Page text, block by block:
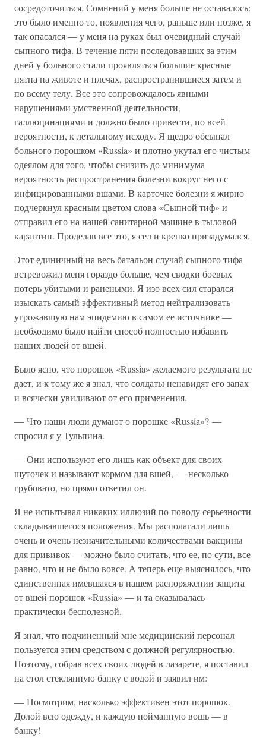
сосредоточиться. Сомнений у меня больше не оставалось:
это было именно то, появления чего, раньше или позже, я
так опасался — у меня на руках был очевидный случай
сыпного тифа. В течение пяти последовавших за этим
дней у больного стали проявляться большие красные
пятна на животе и плечах, распространившиеся затем и
по всему телу. Все это сопровождалось явными
нарушениями умственной деятельности,
галлюцинациями и должно было привести, по всей
вероятности, к летальному исходу. Я щедро обсыпал
больного порошком «Russia» и плотно укутал его чистым
одеялом для того, чтобы снизить до минимума
вероятность распространения болезни вокруг него с
инфицированными вшами. В карточке болезни я жирно
подчеркнул красным цветом слова «Сыпной тиф» и
отправил его на нашей санитарной машине в тыловой
карантин. Проделав все это, я сел и крепко призадумался.
Этот единичный на весь батальон случай сыпного тифа
встревожил меня гораздо больше, чем сводки боевых
потерь убитыми и ранеными. Я изо всех сил старался
изыскать самый эффективный метод нейтрализовать
угрожавшую нам эпидемию в самом ее источнике —
необходимо было найти способ полностью избавить
наших людей от вшей.
Было ясно, что порошок «Russia» желаемого результата не
дает, и к тому же я знал, что солдаты ненавидят его запах
и всячески увиливают от его применения.
— Что наши люди думают о порошке «Russia»? —
спросил я у Тульпина.
— Они используют его лишь как объект для своих
шуточек и называют кормом для вшей, — несколько
грубовато, но прямо ответил он.
Я не испытывал никаких иллюзий по поводу серьезности
складывавшегося положения. Мы располагали лишь
очень и очень незначительными количествами вакцины
для прививок — можно было считать, что ее, по сути, все
равно, что и не было вовсе. А теперь еще выяснялось, что
единственная имевшаяся в нашем распоряжении защита
от вшей порошок «Russia» — и та оказывалась
практически бесполезной.
Я знал, что подчиненный мне медицинский персонал
пользуется этим средством с должной регулярностью.
Поэтому, собрав всех своих людей в лазарете, я поставил
на стол стеклянную банку с водой и заявил им:
— Посмотрим, насколько эффективен этот порошок.
Долой всю одежду, и каждую пойманную вошь — в
банку!